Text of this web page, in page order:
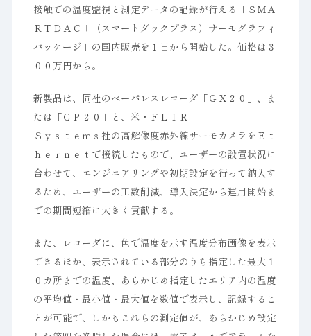
接触での温度監視と測定データの記録が行える「ＳＭＡ
ＲＴＤＡＣ＋（スマートダックプラス）サーモグラフィ
パッケージ」の国内販売を１日から開始した。価格は３
００万円から。
新製品は、同社のペーパレスレコーダ「ＧＸ２０」、ま
たは「ＧＰ２０」と、米・ＦＬＩＲ
Ｓｙｓｔｅｍｓ社の高解像度赤外線サーモカメラをＥｔ
ｈｅｒｎｅｔで接続したもので、ユーザーの設置状況に
合わせて、エンジニアリングや初期設定を行って納入す
るため、ユーザーの工数削減、導入決定から運用開始ま
での期間短縮に大きく貢献する。
また、レコーダに、色で温度を示す温度分布画像を表示
できるほか、表示されている部分のうち指定した最大１
０カ所までの温度、あらかじめ指定したエリア内の温度
の平均値・最小値・最大値を数値で表示し、記録するこ
とが可能で、しかもこれらの測定値が、あらかじめ設定